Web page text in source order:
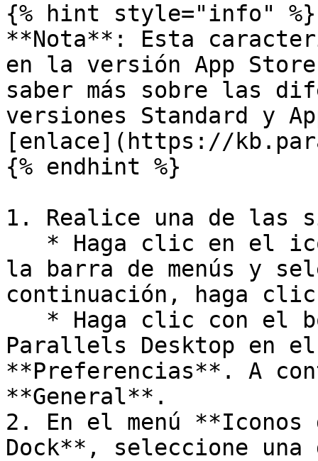
{% hint style="info" %}
**Nota**: Esta
en la versión App
saber más sobre las
versiones Standard y
[enlace](https://
{% endhint %}
1. Realice una de las
la barra de menús y
continuación, haga
Parallels Desktop en
**Preferencias**. A
**General**.
2. En el menú
Dock**, seleccione